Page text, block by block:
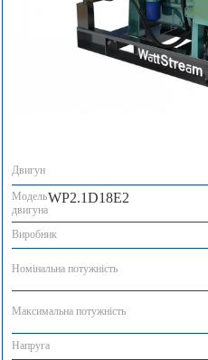
Двигун
Модель
двигуна
WP2.1D18E2
Виробник
Номінальна потужність
Максимальна потужність
Напруга